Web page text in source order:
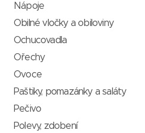
Nápoje
Obilné vločky a obiloviny
Ochucovadla
Ořechy
Ovoce
Paštiky, pomazánky a saláty
Pečivo
Polevy, zdobení